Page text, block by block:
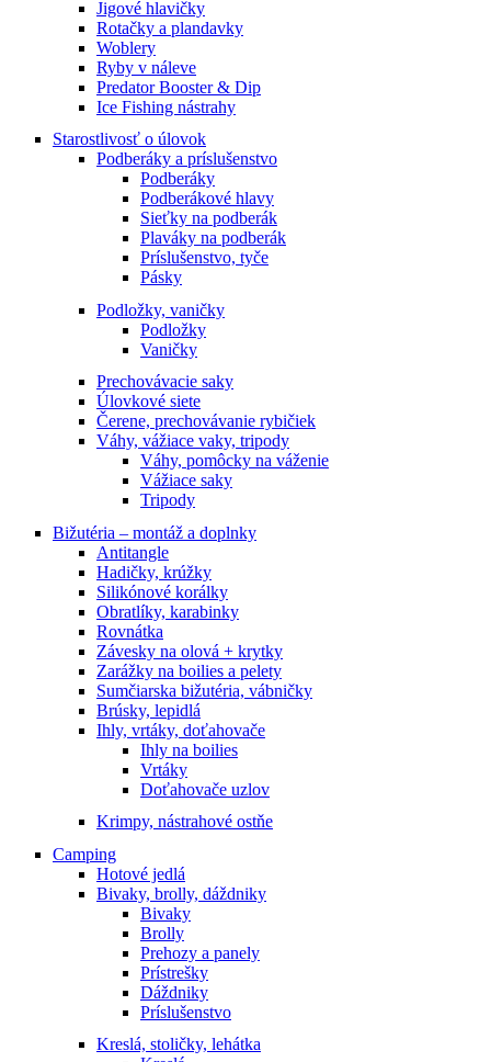
Jigové hlavičky
Rotačky a plandavky
Woblery
Ryby v náleve
Predator Booster & Dip
Ice Fishing nástrahy
Starostlivosť o úlovok
Podberáky a príslušenstvo
Podberáky
Podberákové hlavy
Sieťky na podberák
Plaváky na podberák
Príslušenstvo, tyče
Pásky
Podložky, vaničky
Podložky
Vaničky
Prechovávacie saky
Úlovkové siete
Čerene, prechovávanie rybičiek
Váhy, vážiace vaky, tripody
Váhy, pomôcky na váženie
Vážiace saky
Tripody
Bižutéria – montáž a doplnky
Antitangle
Hadičky, krúžky
Silikónové korálky
Obratlíky, karabinky
Rovnátka
Závesky na olová + krytky
Zarážky na boilies a pelety
Sumčiarska bižutéria, vábničky
Brúsky, lepidlá
Ihly, vrtáky, doťahovače
Ihly na boilies
Vrtáky
Doťahovače uzlov
Krimpy, nástrahové ostňe
Camping
Hotové jedlá
Bivaky, brolly, dáždniky
Bivaky
Brolly
Prehozy a panely
Prístrešky
Dáždniky
Príslušenstvo
Kreslá, stoličky, lehátka